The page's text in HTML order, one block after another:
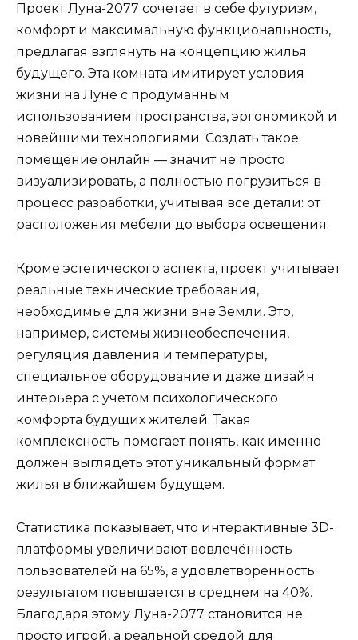
Проект Луна-2077 сочетает в себе футуризм,
комфорт и максимальную функциональность,
предлагая взглянуть на концепцию жилья
будущего. Эта комната имитирует условия
жизни на Луне с продуманным
использованием пространства, эргономикой и
новейшими технологиями. Создать такое
помещение онлайн — значит не просто
визуализировать, а полностью погрузиться в
процесс разработки, учитывая все детали: от
расположения мебели до выбора освещения.
Кроме эстетического аспекта, проект учитывает
реальные технические требования,
необходимые для жизни вне Земли. Это,
например, системы жизнеобеспечения,
регуляция давления и температуры,
специальное оборудование и даже дизайн
интерьера с учетом психологического
комфорта будущих жителей. Такая
комплексность помогает понять, как именно
должен выглядеть этот уникальный формат
жилья в ближайшем будущем.
Статистика показывает, что интерактивные 3D-
платформы увеличивают вовлечённость
пользователей на 65%, а удовлетворенность
результатом повышается в среднем на 40%.
Благодаря этому Луна-2077 становится не
просто игрой, а реальной средой для